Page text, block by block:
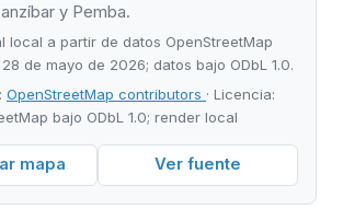
y Pemba.
local a partir de datos OpenStreetMap
de mayo de 2026; datos bajo ODbL 1.0.
OpenStreetMap contributors · Licencia:
bajo ODbL 1.0; render local
mapa Ver fuente